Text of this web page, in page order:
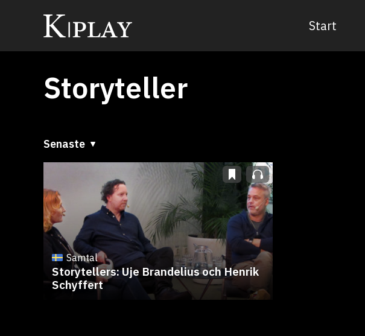
Start
Storyteller
Senaste
Senaste
A till Ö
Ö till A
Samtal
Storytellers: Uje Brandelius och Henrik
Schyffert